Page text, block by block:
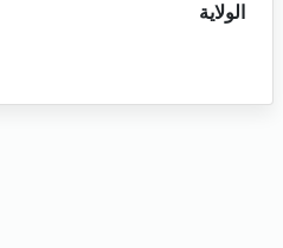
الولاية